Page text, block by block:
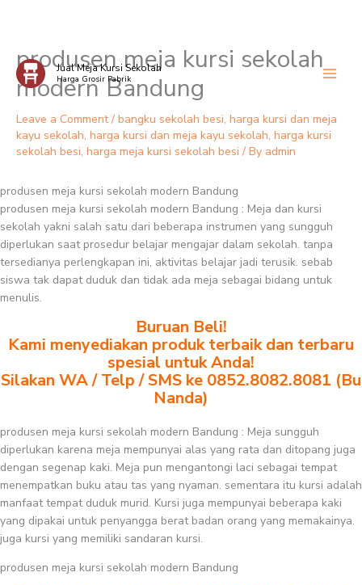
Skip
content
Jual Meja Kursi Sekolah
Harga Grosir Pabrik
produsen meja kursi sekolah
modern Bandung
Leave a Comment / bangku sekolah besi, harga kursi dan meja
kayu sekolah, harga kursi dan meja kayu sekolah, harga kursi
sekolah besi, harga meja kursi sekolah besi / By admin
produsen meja kursi sekolah modern Bandung
produsen meja kursi sekolah modern Bandung : Meja dan kursi
sekolah yakni salah satu dari beberapa instrumen yang sungguh
diperlukan saat prosedur belajar mengajar dalam sekolah. tanpa
tersedianya perlengkapan ini, aktivitas belajar jadi terusik. sebab
siswa tak dapat duduk dan tidak ada meja sebagai bidang untuk
menulis.
Buruan Beli!
Kami menyediakan produk terbaik dan terbaru
spesial untuk Anda!
Silakan WA / Telp / SMS ke 0852.8082.8081 (Bu
Nanda)
produsen meja kursi sekolah modern Bandung : Meja sungguh
diperlukan karena meja mempunyai alas yang rata dan ditopang juga
dengan segenap kaki. Meja pun mengantongi laci sebagai tempat
menempatkan buku atau tas yang nyaman. sementara itu kursi adalah
manfaat tempat duduk murid. Kursi juga mempunyai beberapa kaki
yang dipakai untuk penyangga berat badan orang yang memakainya.
juga kursi yang memiliki sandaran kursi.
produsen meja kursi sekolah modern Bandung